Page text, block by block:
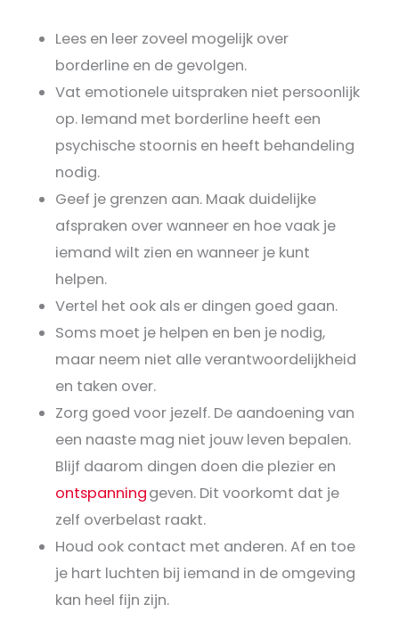
Lees en leer zoveel mogelijk over
borderline en de gevolgen.
Vat emotionele uitspraken niet persoonlijk
op. Iemand met borderline heeft een
psychische stoornis en heeft behandeling
nodig.
Geef je grenzen aan. Maak duidelijke
afspraken over wanneer en hoe vaak je
iemand wilt zien en wanneer je kunt
helpen.
Vertel het ook als er dingen goed gaan.
Soms moet je helpen en ben je nodig,
maar neem niet alle verantwoordelijkheid
en taken over.
Zorg goed voor jezelf. De aandoening van
een naaste mag niet jouw leven bepalen.
Blijf daarom dingen doen die plezier en
ontspanninggeven. Dit voorkomt dat je
zelf overbelast raakt.
Houd ook contact met anderen. Af en toe
je hart luchten bij iemand in de omgeving
kan heel fijn zijn.